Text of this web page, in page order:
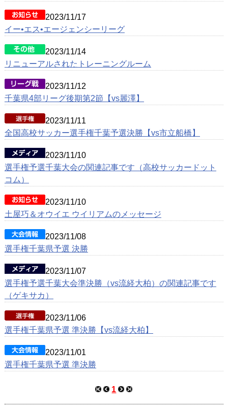
2023/11/17
イー•エス•エージェンシーリーグ
2023/11/14
リニューアルされたトレーニングルーム
2023/11/12
千葉県4部リーグ後期第2節【vs麗澤】
2023/11/11
全国高校サッカー選手権千葉予選決勝【vs市立船橋】
2023/11/10
選手権予選千葉大会の関連記事です（高校サッカードット
コム）
2023/11/10
土屋巧＆オウイエ ウイリアムのメッセージ
2023/11/08
選手権千葉県予選 決勝
2023/11/07
選手権予選千葉大会準決勝（vs流経大柏）の関連記事です
（ゲキサカ）
2023/11/06
選手権千葉県予選 準決勝【vs流経大柏】
2023/11/01
選手権千葉県予選 準決勝
1